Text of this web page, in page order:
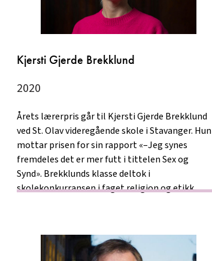
Kjersti Gjerde Brekklund
2020
Årets lærerpris går til Kjersti Gjerde Brekklund
ved St. Olav videregående skole i Stavanger. Hun
mottar prisen for sin rapport «–Jeg synes
fremdeles det er mer futt i tittelen Sex og
Synd». Brekklunds klasse deltok i
skolekonkurransen i faget religion og etikk.